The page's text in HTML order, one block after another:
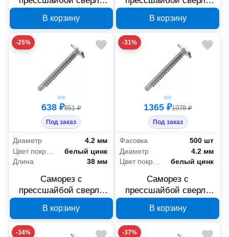
ГОСТ 4,2x45 1000 шт
PR17.00356
В корзину
ГОСТ 4,2x38 500 шт
PR17.00354
В корзину
-25%
638 ₽851 ₽
Под заказ
Диаметр
4.2 мм
белый цинк
Длина
38 мм
Саморез с
прессшайбой сверло
ГОСТ 4,2x38 1000 шт
PR17.00352
В корзину
-31%
1365 ₽1978 ₽
Под заказ
Фасовка
500 шт
Диаметр
4.2 мм
Цвет покрытия
белый цинк
Саморез с
прессшайбой сверло
ГОСТ 4,2x32 500 шт
PR17.00348
В корзину
-34% -37%